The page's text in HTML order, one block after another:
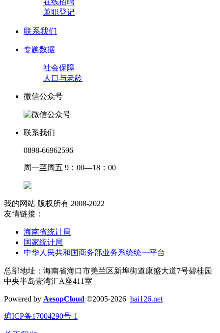
兼职登记
联系我们
专题数据
社会保障
人口与老龄
微信公众号
联系我们
0898-66962596
周一至周五 9：00—18：00
我的网站 版权所有 2008-2022
友情链接：
海南省统计局
国家统计局
中华人民共和国商务部业务系统统一平台
总部地址：海南省海口市美兰区新埠街道康盛大道7号碧桂园
中央半岛壹湾汇A座411室
Powered by AesopCloud ©2005-2026 hai126.net
琼ICP备17004290号-1